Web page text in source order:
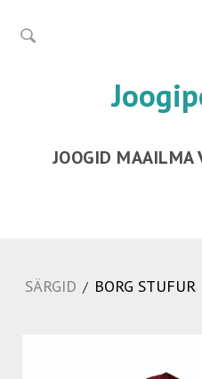
JOOGID MAAILMA
SÄRGID / BORG